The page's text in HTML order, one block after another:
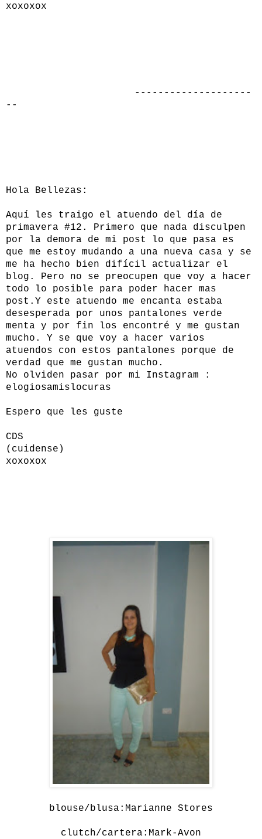
xoxoxox
--------------------
--
Hola Bellezas:
Aquí les traigo el atuendo del día de
primavera #12. Primero que nada disculpen
por la demora de mi post lo que pasa es
que me estoy mudando a una nueva casa y se
me ha hecho bien difícil actualizar el
blog. Pero no se preocupen que voy a hacer
todo lo posible para poder hacer mas
post.Y este atuendo me encanta estaba
desesperada por unos pantalones verde
menta y por fin los encontré y me gustan
mucho. Y se que voy a hacer varios
atuendos con estos pantalones porque de
verdad que me gustan mucho.
No olviden pasar por mi Instagram :
elogiosamislocuras
Espero que les guste
CDS
(cuidense)
xoxoxox
blouse/blusa:Marianne Stores
clutch/cartera:Mark-Avon